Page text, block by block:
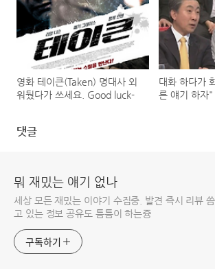
영화 테이큰(Taken) 명대사 외
워뒀다가 쓰세요. Good luck-
대화 하다가
른 얘기 하자"
댓글
뭐 재밌는 얘기 없나
세상 모든 재밌는 이야기 수집중. 발견 즉시 리뷰
고 있는 정보 공유도 틈틈이 하는즁
구독하기